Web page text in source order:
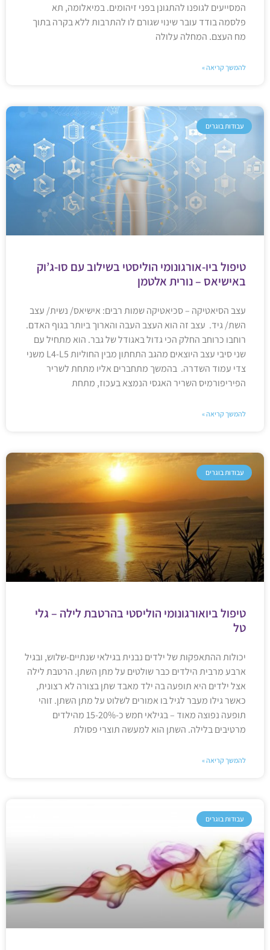
המסייעים לגופנו להתגונן בפני זיהומים. במיאלומה, תא
פלסמה בודד עובר שינוי שגורם לו להתרבות ללא בקרה בתוך
מח העצם. המחלה עלולה
להמשך קריאה »
עבודות בוגרים
טיפול ביו-אורגונומי הוליסטי בשילוב עם סו-ג’וק
באישיאס – נורית אלטמן
עצב הסיאטיקה – סכיאטיקה שמות רבים: אישיאס/ נשית/ עצב
השת/ גיד. עצב זה הוא העצב העבה והארוך ביותר בגוף האדם.
רוחבו כרוחב החלק הכי גדול באגודל של גבר. הוא מתחיל עם
שני סיבי עצב היוצאים מהגב התחתון מבין החוליות L4-L5 משני
צדי עמוד השדרה. בהמשך מתחברים אליו מתחת לשריר
הפיריפורמיס השריר האגסי הנמצא בעכוז, מתחת
להמשך קריאה »
עבודות בוגרים
טיפול ביואורגונומי הוליסטי בהרטבת לילה – גלי
טל
יכולות ההתאפקות של ילדים נבנית בגילאי שנתיים-שלוש, ובגיל
ארבע מרבית הילדים כבר שולטים על מתן השתן. הרטבת לילה
אצל ילדים היא תופעה בה ילד מאבד שתן בצורה לא רצונית,
כאשר גילו מעבר לגיל בו אמורים לשלוט על מתן השתן. זוהי
תופעה נפוצה מאוד – בגילאי חמש כ-15-20% מהילדים
מרטיבים בלילה. השתן הוא למעשה תוצרי פסולת
להמשך קריאה »
עבודות בוגרים